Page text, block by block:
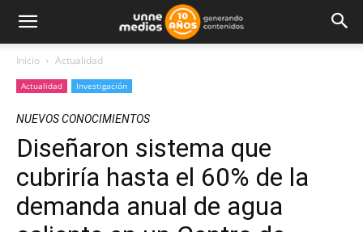
Inicio Actualidad
Actualidad Investigación
NUEVOS CONOCIMIENTOS
Diseñaron sistema que
cubriría hasta el 60% de la
demanda anual de agua